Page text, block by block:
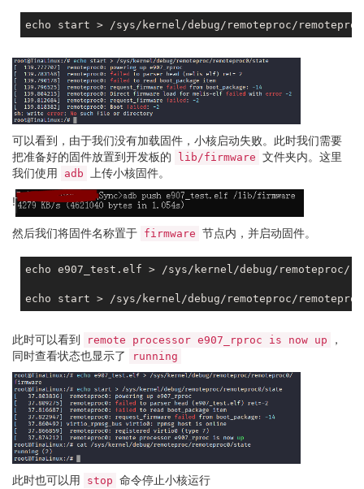
    status =
"okay";
可以看到，由于我们没有加载固件，小核启动失败。此时我们需要
把准备好的固件放置到开发板的
lib/firmware 文件夹内。这里
我们使用
adb 上传小核固件。
!
然后我们将固件名称置于 firmware 节点内，并启动固件。
echo e907_test.elf > /sys/kernel/debug/remoteproc/
此时可以看到 remote processor e907_rproc is now up
，
同时查看状态也显示了
running
此时也可以用 stop 命令停止小核运行